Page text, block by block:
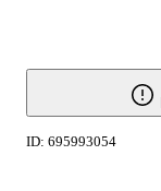
ID: 695993054